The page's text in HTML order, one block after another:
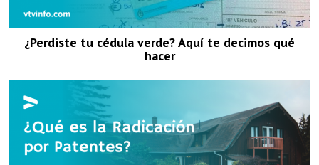
¿Perdiste tu cédula verde? Aquí te decimos qué
hacer